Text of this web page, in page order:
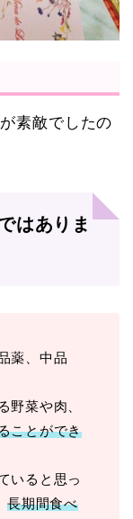
素敵でしたの
はありま
薬、中品
野菜や肉、
ことができ
いると思っ
長期間食べ